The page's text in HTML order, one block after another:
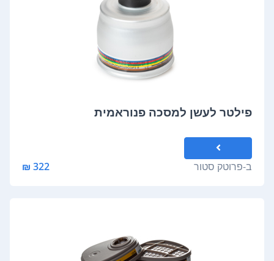
פילטר לעשן למסכה פנוראמית
ב-פרוטק סטור 322 ₪